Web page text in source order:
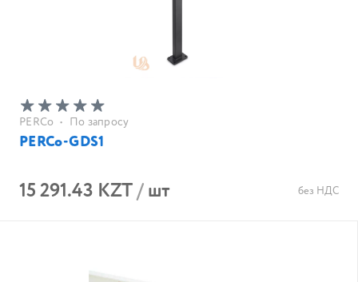
PERCo • По запросу
PERCo-GDS1
15 291.43 KZT/шт без НДС